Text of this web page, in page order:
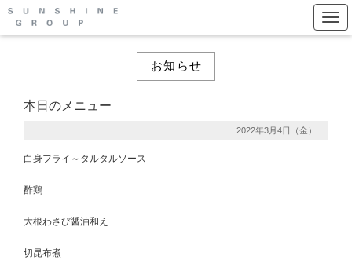
お知らせ
本日のメニュー
2022年3月4日（金）
白身フライ～タルタルソース
酢鶏
大根わさび醤油和え
切昆布煮